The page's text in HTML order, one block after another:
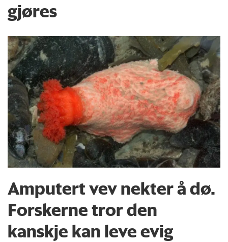
gjøres
Amputert vev nekter å dø.
Forskerne tror den
kanskje kan leve evig